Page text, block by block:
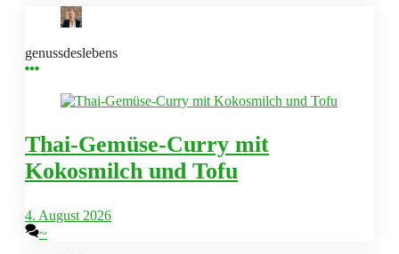
genussdeslebens
Thai-Gemüse-Curry mit
Kokosmilch und Tofu
4. August 2026
~